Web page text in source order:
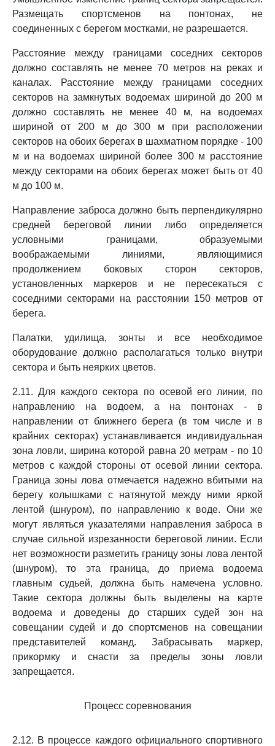
Размещать спортсменов на понтонах, не
соединенных с берегом мостками, не разрешается.
Расстояние между границами соседних секторов
должно составлять не менее 70 метров на реках и
каналах. Расстояние между границами соседних
секторов на замкнутых водоемах шириной до 200 м
должно составлять не менее 40 м, на водоемах
шириной от 200 м до 300 м при расположении
секторов на обоих берегах в шахматном порядке - 100
м и на водоемах шириной более 300 м расстояние
между секторами на обоих берегах может быть от 40
м до 100 м.
Направление заброса должно быть перпендикулярно
средней береговой линии либо определяется
условными границами, образуемыми
воображаемыми линиями, являющимися
продолжением боковых сторон секторов,
установленных маркеров и не пересекаться с
соседними секторами на расстоянии 150 метров от
берега.
Палатки, удилища, зонты и все необходимое
оборудование должно располагаться только внутри
сектора и быть неярких цветов.
2.11. Для каждого сектора по осевой его линии, по
направлению на водоем, а на понтонах - в
направлении от ближнего берега (в том числе и в
крайних секторах) устанавливается индивидуальная
зона ловли, ширина которой равна 20 метрам - по 10
метров с каждой стороны от осевой линии сектора.
Граница зоны лова отмечается надежно вбитыми на
берегу колышками с натянутой между ними яркой
лентой (шнуром), по направлению к воде. Они же
могут являться указателями направления заброса в
случае сильной изрезанности береговой линии. Если
нет возможности разметить границу зоны лова лентой
(шнуром), то эта граница, до приема водоема
главным судьей, должна быть намечена условно.
Такие сектора должны быть выделены на карте
водоема и доведены до старших судей зон на
совещании судей и до спортсменов на совещании
представителей команд. Забрасывать маркер,
прикормку и снасти за пределы зоны ловли
запрещается.
Процесс соревнования
2.12. В процессе каждого официального спортивного